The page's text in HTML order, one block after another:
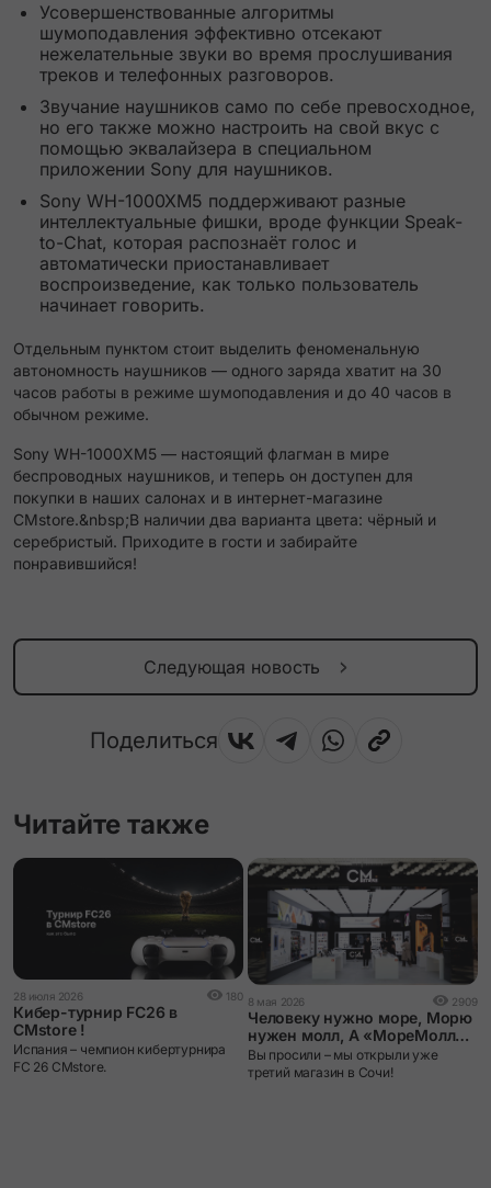
Усовершенствованные алгоритмы
шумоподавления эффективно отсекают
нежелательные звуки во время прослушивания
треков и телефонных разговоров.
Звучание наушников само по себе превосходное,
но его также можно настроить на свой вкус с
помощью эквалайзера в специальном
приложении Sony для наушников.
Sony WH-1000XM5 поддерживают разные
интеллектуальные фишки, вроде функции Speak-
to-Chat, которая распознаёт голос и
автоматически приостанавливает
воспроизведение, как только пользователь
начинает говорить.
Отдельным пунктом стоит выделить феноменальную
автономность наушников — одного заряда хватит на 30
часов работы в режиме шумоподавления и до 40 часов в
обычном режиме.
Sony WH-1000XM5 — настоящий флагман в мире
беспроводных наушников, и теперь он доступен для
покупки в наших салонах и в интернет-магазине
CMstore.&nbsp;В наличии два варианта цвета: чёрный и
серебристый. Приходите в гости и забирайте
понравившийся!
Следующая новость
Поделиться
Читайте также
28 июля 2026 180
Кибер-турнир FC26 в
CMstore !
Испания – чемпион кибертурнира
FC 26 CMstore.
8 мая 2026 2909
Человеку нужно море, Морю
нужен молл, А «МореМоллу»
– CMstore
Вы просили – мы открыли уже
третий магазин в Сочи!